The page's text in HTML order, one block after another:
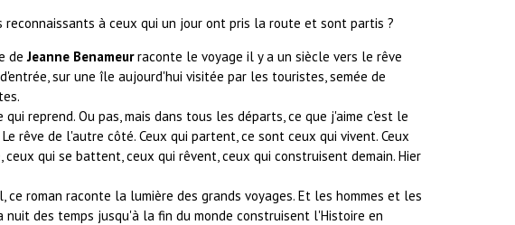
reconnaissants à ceux qui un jour ont pris la route et sont partis ?
deJeanne Benameurraconte le voyage il y a un siècle vers le rêve
sur une île aujourd'hui visitée par les touristes, semée de
reprend. Ou pas, mais dans tous les départs, ce que j'aime c'est le
Le rêve de l'autre côté. Ceux qui partent, ce sont ceux qui vivent. Ceux
ceux qui se battent, ceux qui rêvent, ceux qui construisent demain. Hier
ce roman raconte la lumière des grands voyages. Et les hommes et les
nuit des temps jusqu'à la fin du monde construisent l'Histoire en